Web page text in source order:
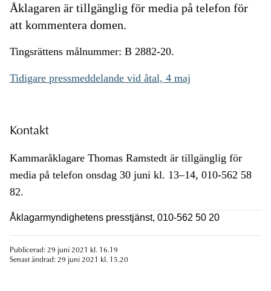
Åklagaren är tillgänglig för media på telefon för
att kommentera domen.
Tingsrättens målnummer: B 2882-20.
Tidigare pressmeddelande vid åtal, 4 maj
Kontakt
Kammaråklagare Thomas Ramstedt är tillgänglig för
media på telefon onsdag 30 juni kl. 13–14, 010-562 58
82.
Åklagarmyndighetens presstjänst, 010-562 50 20
Publicerad: 29 juni 2021 kl. 16.19
Senast ändrad: 29 juni 2021 kl. 15.20